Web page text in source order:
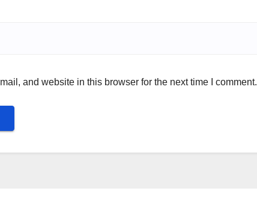
and website in this browser for the next time I comment.